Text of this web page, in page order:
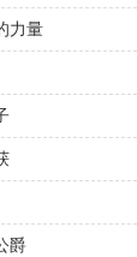
力量
爵